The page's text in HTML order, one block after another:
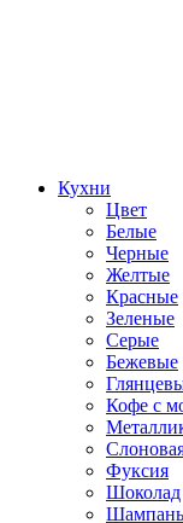
Кухни
Цвет
Белые
Черные
Желтые
Красные
Зеленые
Серые
Бежевые
Кофе с
Фуксия
Шоколад
Шампань